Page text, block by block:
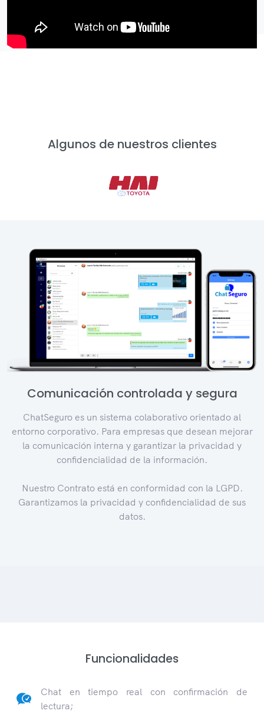
Algunos de nuestros clientes
Comunicación controlada y segura
ChatSeguro es un sistema colaborativo orientado al
entorno corporativo. Para empresas que desean mejorar
la comunicación interna y garantizar la privacidad y
confidencialidad de la información.
Nuestro Contrato está en conformidad con la LGPD.
Garantizamos la privacidad y confidencialidad de sus
datos.
Funcionalidades
Chat en tiempo real con confirmación de
lectura;